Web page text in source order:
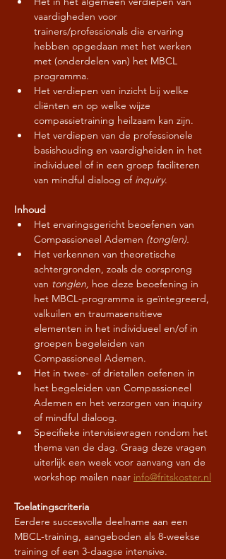
vaardigheden voor
trainers/professionals die ervaring
hebben opgedaan met het werken
met (onderdelen van) het MBCL
programma.
Het verdiepen van inzicht bij welke
cliënten en op welke wijze
compassietraining heilzaam kan zijn.
Het verdiepen van de professionele
basishouding en vaardigheiden in het
individueel of in een groep faciliteren
van mindful dialoog of inquiry.
Inhoud
Het ervaringsgericht beoefenen van
Compassioneel Ademen (tonglen).
Het verkennen van theoretische
achtergronden, zoals de oorsprong
van tonglen, hoe deze beoefening in
het MBCL-programma is geïntegreerd,
valkuilen en traumasensitieve
elementen in het individueel en/of in
groepen begeleiden van
Compassioneel Ademen.
Het in twee- of drietallen oefenen in
het begeleiden van Compassioneel
Ademen en het verzorgen van inquiry
of mindful dialoog.
Specifieke intervisievragen rondom het
thema van de dag. Graag deze vragen
uiterlijk een week voor aanvang van de
workshop mailen naar info@fritskoster.nl
Toelatingscriteria
Eerdere succesvolle deelname aan een
MBCL-training, aangeboden als 8-weekse
training of een 3-daagse intensive.